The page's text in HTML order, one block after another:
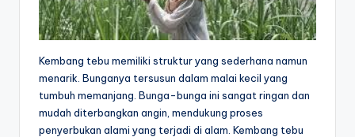
Kembang tebu memiliki struktur yang sederhana namun
menarik. Bunganya tersusun dalam malai kecil yang
tumbuh memanjang. Bunga-bunga ini sangat ringan dan
mudah diterbangkan angin, mendukung proses
penyerbukan alami yang terjadi di alam. Kembang tebu